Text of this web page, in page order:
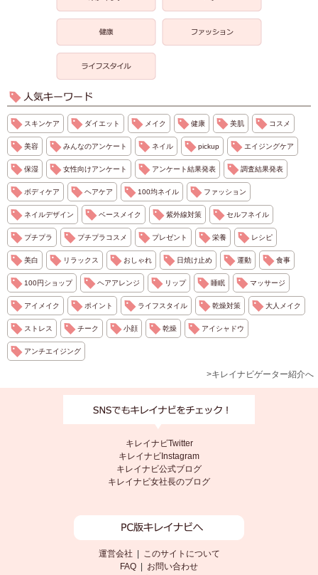
スキンケア ダイエット メイク 健康 美肌 コスメ
美容 みんなのアンケート ネイル pickup エイジングケア
保湿 女性向けアンケート アンケート結果発表 調査結果発表
ボディケア ヘアケア 100均ネイル ファッション
ネイルデザイン ベースメイク 紫外線対策 セルフネイル
プチプラ プチプラコスメ プレゼント 栄養 レシピ
美白 リラックス おしゃれ 日焼け止め 運動 食事
100円ショップ ヘアアレンジ リップ 睡眠 マッサージ
アイメイク ポイント ライフスタイル 乾燥対策 大人メイク
ストレス チーク 小顔 乾燥 アイシャドウ
アンチエイジング
>キレイナビゲーター紹介へ
キレイナビTwitter
キレイナビInstagram
キレイナビ公式ブログ
キレイナビ女社長のブログ
運営会社
このサイトについて
FAQ
お問い合わせ